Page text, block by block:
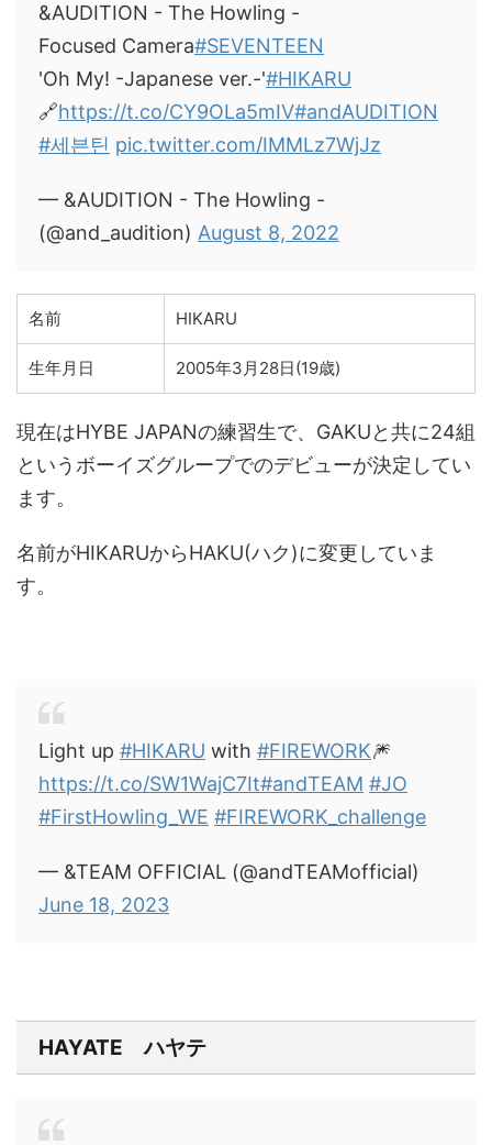
&AUDITION - The Howling -
Focused Camera#SEVENTEEN
'Oh My! -Japanese ver.-'#HIKARU
🔗https://t.co/CY9OLa5mIV#andAUDITION
#세븐틴 pic.twitter.com/IMMLz7WjJz
— &AUDITION - The Howling -
(@and_audition) August 8, 2022
名前 HIKARU
生年月日 2005年3月28日(19歳)
現在はHYBE JAPANの練習生で、GAKUと共に24組
というボーイズグループでのデビューが決定してい
ます。
名前がHIKARUからHAKU(ハク)に変更していま
す。
Light up #HIKARU with #FIREWORK🎆
https://t.co/SW1WajC7It#andTEAM #JO
#FirstHowling_WE #FIREWORK_challenge
— &TEAM OFFICIAL (@andTEAMofficial)
June 18, 2023
HAYATE ハヤテ